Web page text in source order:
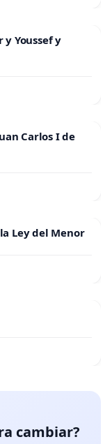
Youssef y
Carlos I de
Ley del Menor
cambiar?